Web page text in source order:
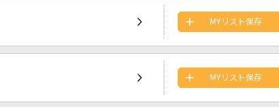
MYリスト保存
MYリスト保存